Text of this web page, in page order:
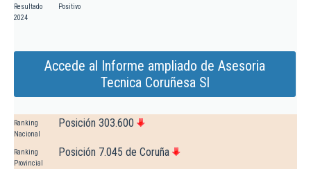
Resultado
2024
Positivo
Accede al Informe ampliado de Asesoria
Tecnica Coruñesa Sl
Ranking
Nacional
Posición 303.600
Ranking
Provincial
Posición 7.045 de Coruña